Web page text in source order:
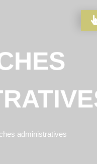
administratives